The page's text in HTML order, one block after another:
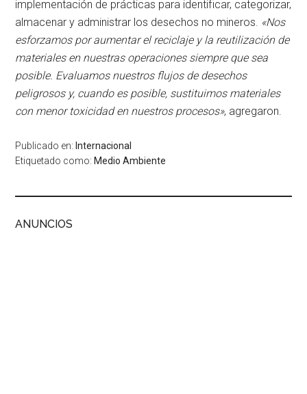
implementación de prácticas para identificar, categorizar,
almacenar y administrar los desechos no mineros. «Nos
esforzamos por aumentar el reciclaje y la reutilización de
materiales en nuestras operaciones siempre que sea
posible. Evaluamos nuestros flujos de desechos
peligrosos y, cuando es posible, sustituimos materiales
con menor toxicidad en nuestros procesos», agregaron.
Publicado en: Internacional
Etiquetado como: Medio Ambiente
ANUNCIOS